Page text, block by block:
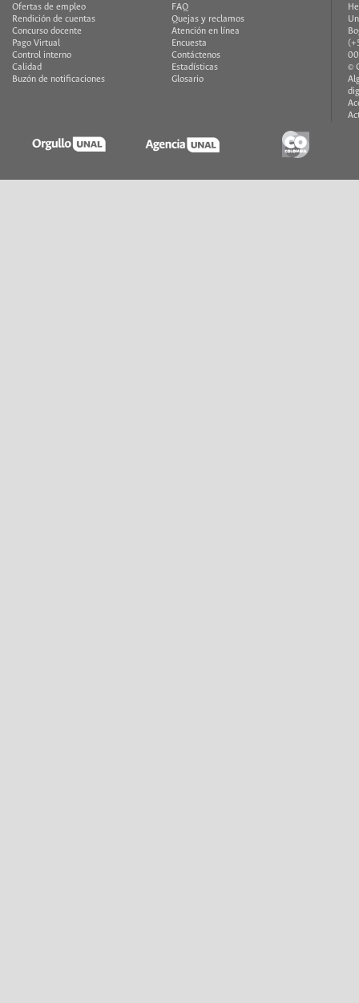
Ofertas de empleo
Rendición de cuentas
Concurso docente
Pago Virtual
Control interno
Calidad
Buzón de notificaciones
FAQ
Quejas y reclamos
Atención en línea
Encuesta
Contáctenos
Estadísticas
Glosario
©